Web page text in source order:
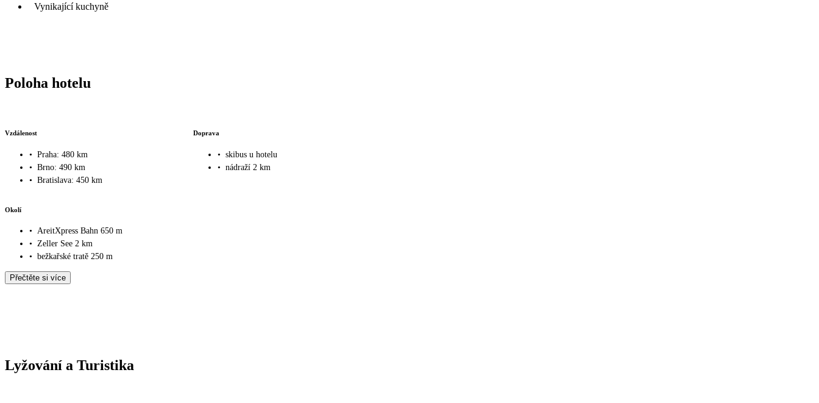
Vynikající kuchyně
Poloha hotelu
Vzdálenost
• Praha: 480 km
• Brno: 490 km
• Bratislava: 450 km
Doprava
• skibus u hotelu
• nádraží 2 km
Okolí
• AreitXpress Bahn 650 m
• Zeller See 2 km
• bežkařské tratě 250 m
Přečtěte si více
Lyžování a Turistika